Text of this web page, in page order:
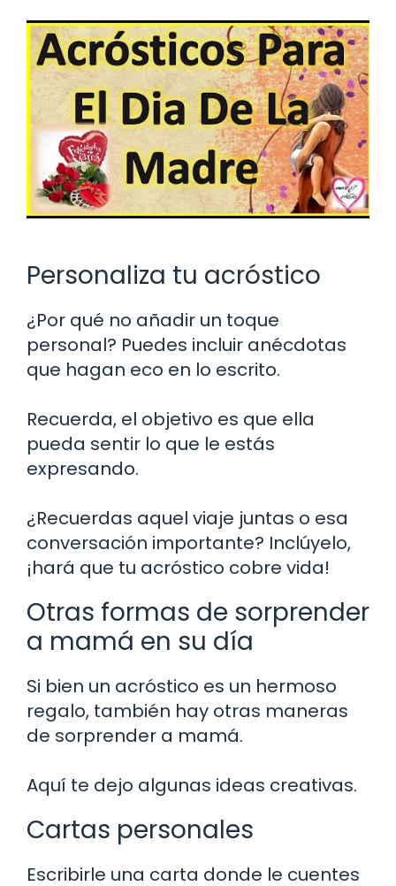
Personaliza tu acróstico
¿Por qué no añadir un toque
personal? Puedes incluir anécdotas
que hagan eco en lo escrito.
Recuerda, el objetivo es que ella
pueda sentir lo que le estás
expresando.
¿Recuerdas aquel viaje juntas o esa
conversación importante? Inclúyelo,
¡hará que tu acróstico cobre vida!
Otras formas de sorprender
a mamá en su día
Si bien un acróstico es un hermoso
regalo, también hay otras maneras
de sorprender a mamá.
Aquí te dejo algunas ideas creativas.
Cartas personales
Escribirle una carta donde le cuentes